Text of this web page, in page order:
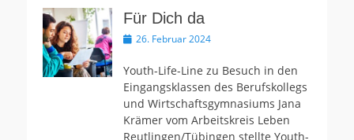
Für Dich da
Veröffentlicht
26. Februar 2024
Youth-Life-Line zu Besuch in den
Eingangsklassen des Berufskollegs
und Wirtschaftsgymnasiums Jana
Krämer vom Arbeitskreis Leben
Reutlingen/Tübingen stellte Youth-